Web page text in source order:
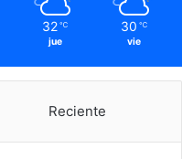
32 ℃
jue
30 ℃
vie
Reciente